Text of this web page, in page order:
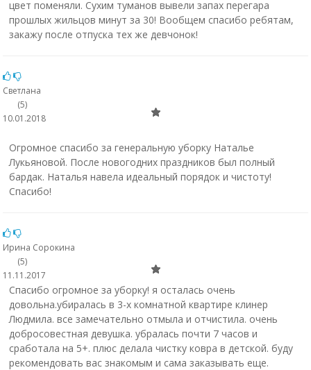
цвет поменяли. Сухим туманов вывели запах перегара
прошлых жильцов минут за 30! Вообщем спасибо ребятам,
закажу после отпуска тех же девчонок!
Светлана
(5)
10.01.2018
Огромное спасибо за генеральную уборку Наталье
Лукьяновой. После новогодних праздников был полный
бардак. Наталья навела идеальный порядок и чистоту!
Спасибо!
Ирина Сорокина
(5)
11.11.2017
Спасибо огромное за уборку! я осталась очень
довольна.убиралась в 3-х комнатной квартире клинер
Людмила. все замечательно отмыла и отчистила. очень
добросовестная девушка. убралась почти 7 часов и
сработала на 5+. плюс делала чистку ковра в детской. буду
рекомендовать вас знакомым и сама заказывать еще.